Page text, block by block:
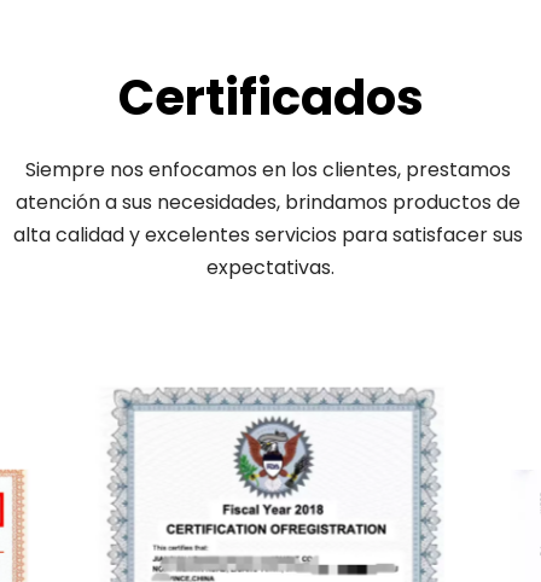
Certificados
Siempre nos enfocamos en los clientes, prestamos
atención a sus necesidades, brindamos productos de
alta calidad y excelentes servicios para satisfacer sus
expectativas.